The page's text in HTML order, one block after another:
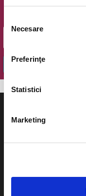
consimțământului
Necesare
Preferinţe
Statistici
Marketing
OK